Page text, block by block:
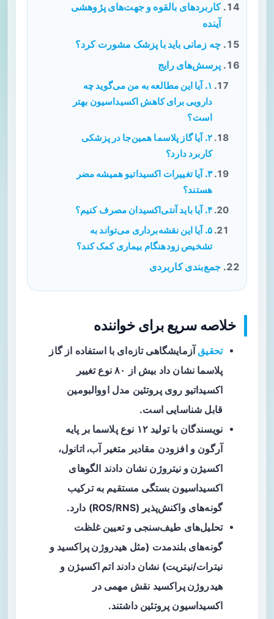
کاربردهای بالقوه و جهت‌های پژوهشی
آینده
چه زمانی باید با پزشک مشورت کرد؟
پرسش‌های رایج
۱. آیا این مطالعه به من می‌گوید چه
دارویی برای کاهش اکسیداسیون بهتر
است؟
۲. آیا گاز پلاسما همین‌جا در پزشکی
کاربرد دارد؟
۳. آیا تغییرات اکسیداتیو همیشه مضر
هستند؟
۴. آیا باید آنتی‌اکسیدان مصرف کنیم؟
۵. آیا این نقشه‌برداری می‌تواند به
تشخیص زودهنگام بیماری کمک کند؟
جمع‌بندی کاربردی
خلاصه سریع برای خواننده
تحقیق آزمایشگاهی تازه‌ای با استفاده ازگاز
پلاسما
نشان داد بیش از ۸۰ نوع تغییر
اکسیداتیو روی پروتئین مدل اووالبومین
قابل شناسایی است.
نویسندگان با تولید ۱۲ نوع پلاسما بر پایه
آرگون و افزودن مقادیر متغیر
آب، اتانول،
اکسیژن و نیتروژن نشان دادند الگوهای
اکسیداسیون بستگی مستقیم به ترکیب
گونه‌های واکنش‌پذیر (ROS/RNS) دارد.
تحلیل‌های طیف‌سنجی و تعیین غلظت
گونه‌های بلندمدت (مثل هیدروژن پراکسید و
نیترات/نیتریت) نشان دادند اتم اکسیژن و
هیدروژن پراکسید نقش مهمی در
اکسیداسیون پروتئین داشتند.